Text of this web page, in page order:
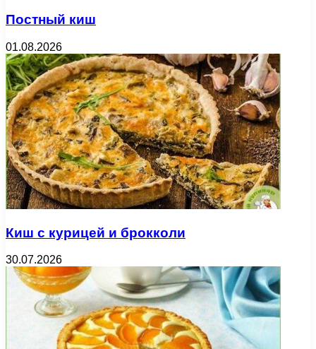
Постный киш
01.08.2026
Киш с курицей и брокколи
30.07.2026